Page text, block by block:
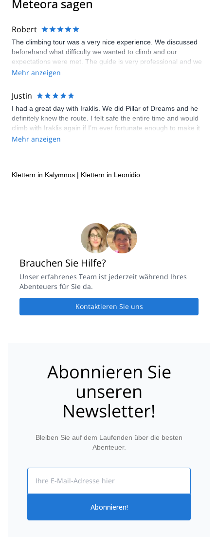
Meteora sagen
Robert
The climbing tour was a very nice experience. We discussed
beforehand what difficulty we wanted to climb and our
expectations were met. The guide is very professional and we
were even picked up directly from the hotel.
Mehr anzeigen
Justin
I had a great day with Iraklis. We did Pillar of Dreams and he
definitely knew the route. I felt safe the entire time and would
climb with Iraklis again if I’m ever fortunate enough to make it
back in the area. Meteora is amazing and well worth the trip
Mehr anzeigen
Klettern in Kalymnos | Klettern in Leonidio
Brauchen Sie Hilfe?
Unser erfahrenes Team ist jederzeit während Ihres
Abenteuers für Sie da.
Kontaktieren Sie uns
Abonnieren Sie
unseren
Newsletter!
Bleiben Sie auf dem Laufenden über die besten
Abenteuer.
Abonnieren!